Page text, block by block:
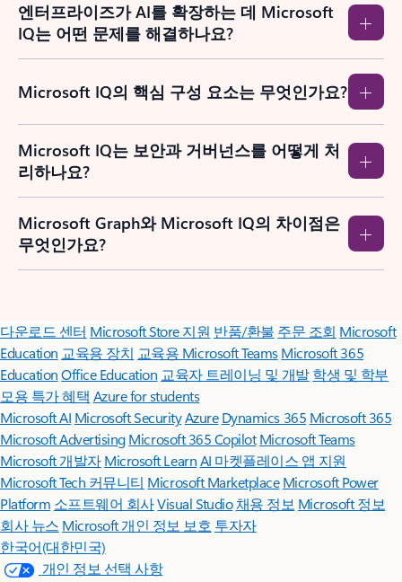
엔터프라이즈가 AI를 확장하는 데 Microsoft
IQ는 어떤 문제를 해결하나요?
Microsoft IQ의 핵심 구성 요소는 무엇인가요?
Microsoft IQ는 보안과 거버넌스를 어떻게 처
리하나요?
Microsoft Graph와 Microsoft IQ의 차이점은
무엇인가요?
다운로드 센터 Microsoft Store 지원 반품/환불 주문 조회 Microsoft
Education 교육용 장치 교육용 Microsoft Teams Microsoft 365
Education Office Education 교육자 트레이닝 및 개발학생 및 학부
모용 특가 혜택 Azure for students
Microsoft AI Microsoft SecurityAzure Dynamics 365 Microsoft 365
Microsoft AdvertisingMicrosoft 365 Copilot Microsoft Teams
Microsoft 개발자 Microsoft LearnAI 마켓플레이스 앱 지원
Microsoft Tech 커뮤니티 Microsoft Marketplace Microsoft Power
Platform 소프트웨어 회사Visual Studio채용 정보 Microsoft 정보
회사 뉴스 Microsoft 개인 정보 보호 투자자
한국어(대한민국)
개인 정보 선택 사항